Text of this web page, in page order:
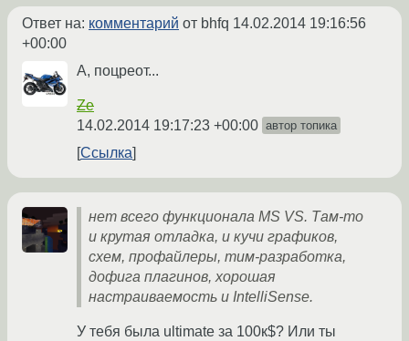
Ответ на: комментарий от bhfq 14.02.2014 19:16:56
+00:00
А, поцреот...
Ze
14.02.2014 19:17:23 +00:00 автор топика
Ссылка
нет всего функционала MS VS. Там-то
и крутая отладка, и кучи графиков,
схем, профайлеры, тим-разработка,
дофига плагинов, хорошая
настраиваемость и IntelliSense.
У тебя была ultimate за 100к$? Или ты